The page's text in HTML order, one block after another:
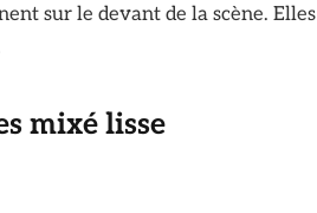
sur le devant de la scène. Elles
mixé lisse